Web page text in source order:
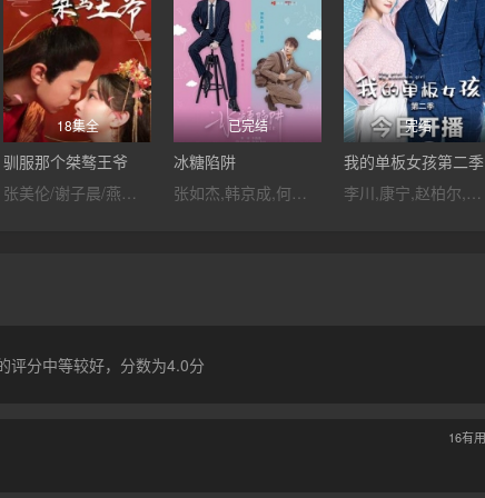
18集全
驯服那个桀骜王爷
张美伦/谢子晨/燕颢元/叶玮怡
已完结
冰糖陷阱
张如杰,韩京成,何夏昕,孟月晨,焦海婷,陈伟宏,酒盛红
完结
我的单板女孩第二季
李川,康宁,赵柏尔,刘婧
评分中等较好，分数为4.0分
16有用